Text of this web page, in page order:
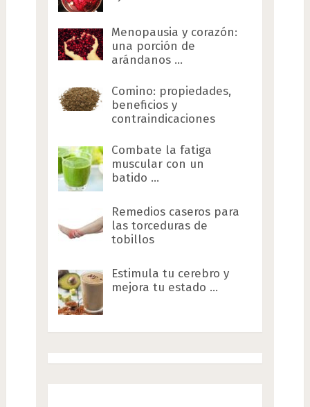
Menopausia y corazón:
una porción de
arándanos …
Comino: propiedades,
beneficios y
contraindicaciones
Combate la fatiga
muscular con un
batido …
Remedios caseros para
las torceduras de
tobillos
Estimula tu cerebro y
mejora tu estado …